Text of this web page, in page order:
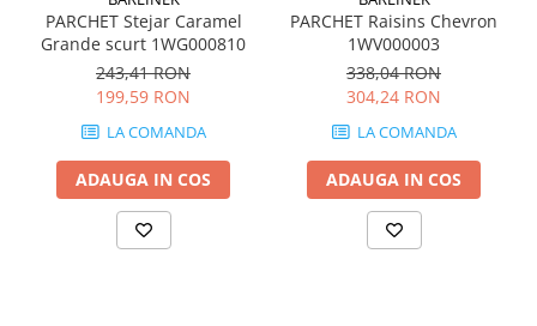
RES-TERRAE
RUSHMORE
SPARK
STATUARIO SUPERIORE
PARCHET Stejar Caramel
Grande scurt 1WG000810
243,41 RON
199,59 RON
LA COMANDA
ADAUGA IN COS
PARCHET Raisins Chevron
1WV000003
338,04 RON
304,24 RON
LA COMANDA
ADAUGA IN COS